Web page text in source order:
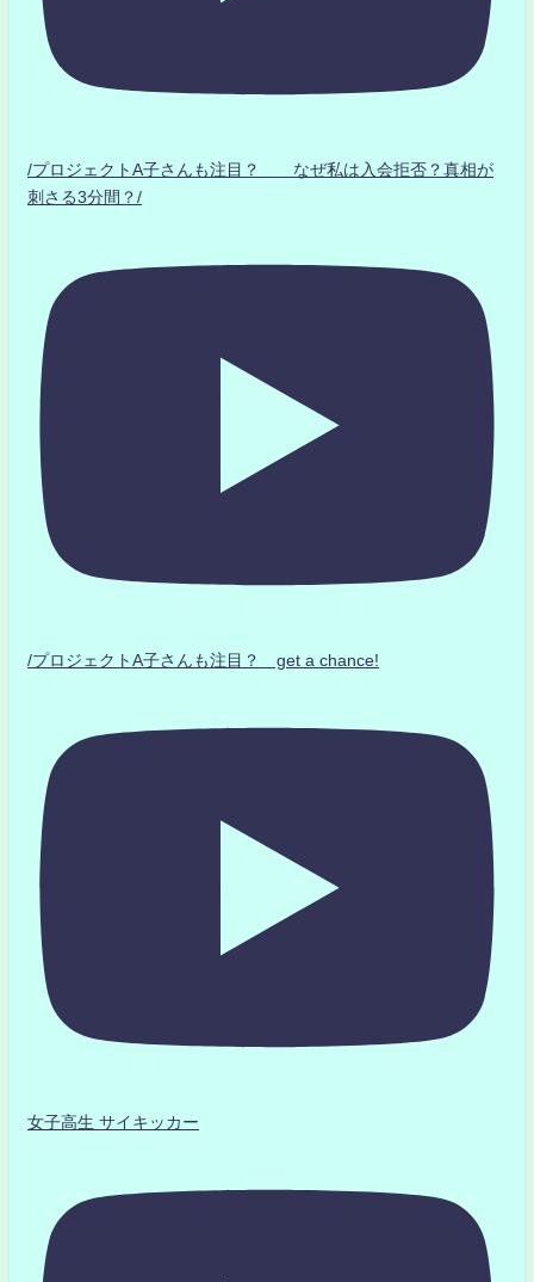
/プロジェクトA子さんも注目？ なぜ私は入会拒否？真相が
刺さる3分間？/
/プロジェクトA子さんも注目？ get a chance!
女子高生 サイキッカー